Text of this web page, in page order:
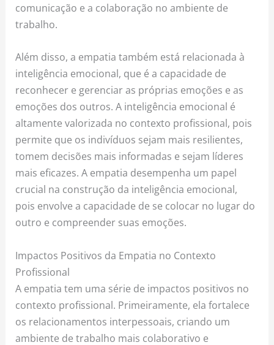
comunicação e a colaboração no ambiente de
trabalho.
Além disso, a empatia também está relacionada à
inteligência emocional, que é a capacidade de
reconhecer e gerenciar as próprias emoções e as
emoções dos outros. A inteligência emocional é
altamente valorizada no contexto profissional, pois
permite que os indivíduos sejam mais resilientes,
tomem decisões mais informadas e sejam líderes
mais eficazes. A empatia desempenha um papel
crucial na construção da inteligência emocional,
pois envolve a capacidade de se colocar no lugar do
outro e compreender suas emoções.
Impactos Positivos da Empatia no Contexto
Profissional
A empatia tem uma série de impactos positivos no
contexto profissional. Primeiramente, ela fortalece
os relacionamentos interpessoais, criando um
ambiente de trabalho mais colaborativo e